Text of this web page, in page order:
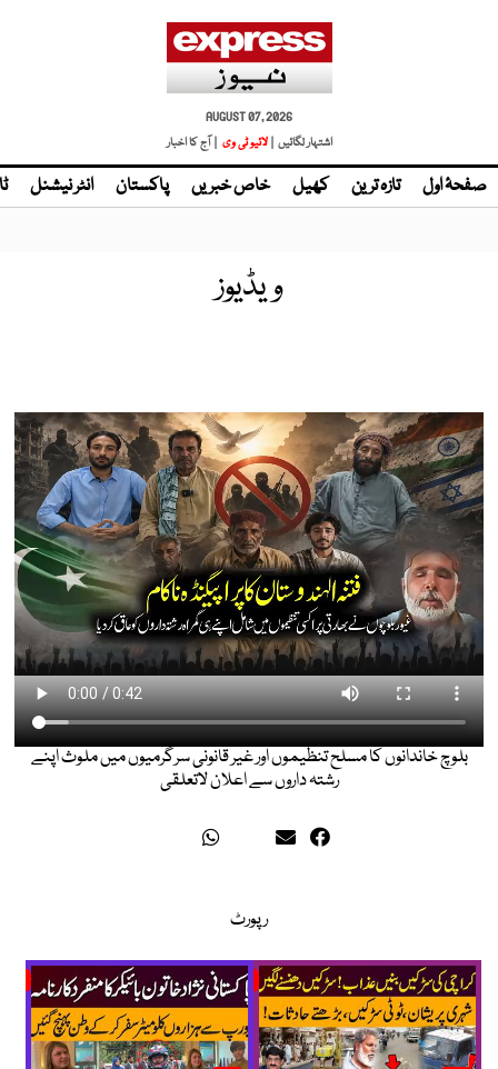
AUGUST 07, 2026
اشتہار لگائیں |
| آج کا اخبار
صفحۂ اول تازہ ترین کھیل خاص خبریں پاکستان انٹر نیشنل
ویڈیوز
بلوچ خاندانوں کا مسلح تنظیموں اور غیر قانونی سرگرمیوں میں ملوث اپنے
رشتہ داروں سے اعلان لاتعلقی
رپورٹ